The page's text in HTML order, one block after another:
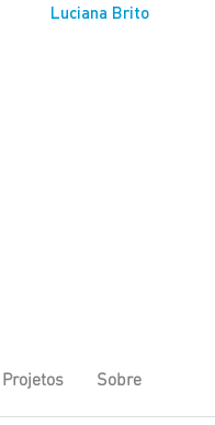
Luciana Brito
Projetos Sobre